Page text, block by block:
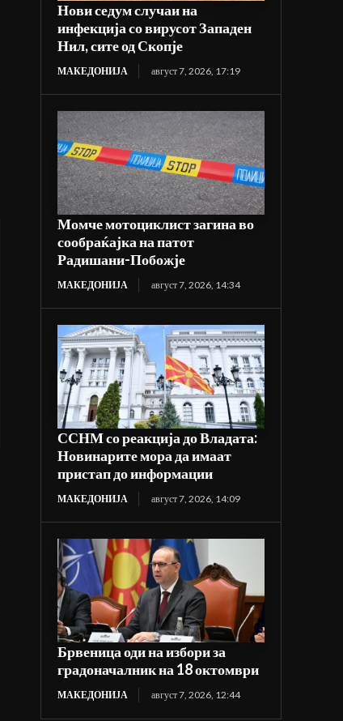
Нови седум случаи на
инфекција со вирусот Западен
Нил, сите од Скопје
МАКЕДОНИЈА август 7, 2026, 17:19
Момче мотоциклист загина во
сообраќајка на патот
Радишани-Побожје
МАКЕДОНИЈА август 7, 2026, 14:34
ССНМ со реакција до Владата:
Новинарите мора да имаат
пристап до информации
МАКЕДОНИЈА август 7, 2026, 14:09
Брвеница оди на избори за
градоначалник на 18 октомври
МАКЕДОНИЈА август 7, 2026, 12:44